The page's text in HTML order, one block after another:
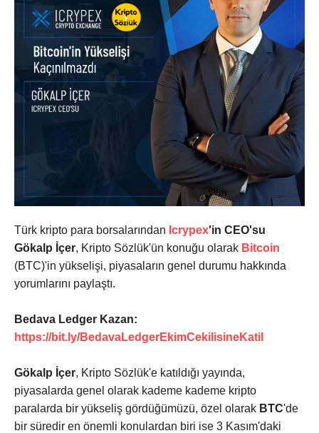
Türk kripto para borsalarından Icrypex'in CEO'su
Gökalp İçer, Kripto Sözlük'ün konuğu olarak Bitcoin
(BTC)'in yükselişi, piyasaların genel durumu hakkında
yorumlarını paylaştı.
Bedava Ledger Kazan:
https://bit.ly/BedavaLedgerEkimCekilisineKatil
Gökalp İçer, Kripto Sözlük'e katıldığı yayında,
piyasalarda genel olarak kademe kademe kripto
paralarda bir yükseliş gördüğümüzü, özel olarak BTC'de
bir süredir en önemli konulardan biri ise 3 Kasım'daki